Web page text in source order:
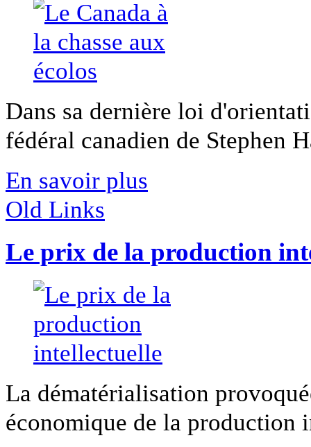
Dans sa dernière loi
fédéral canadien de Stephen
En savoir plus
Old Links
Le prix de la production
La dématérialisation
économique de la production